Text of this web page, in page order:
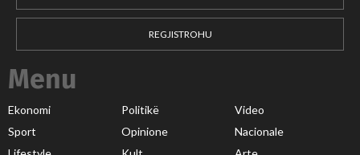
REGJISTROHU
Menu
Ekonomi Politikë
Video
Sport
Opinione
Nacionale